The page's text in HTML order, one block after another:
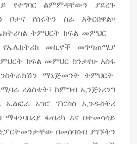
የተግባር ልምምዳቸውን ያደረጉ
የሰሩትን ስራ አቅርበዋል፡፡
ትምህርት ክፍል መምህር
መኪኖች መገጣጠሚያ
ክፍል መምህር ስንታየሁ አሰፋ
ማኔጅመንት ትምህርት
ሪልስቴት፣ ከምግብ ኢንጅነሪንግ
አግሮ ፕሮሰስ ኢንዱስትሪ
ፋብሪካ እና በተመሳሳይ
በመሰባሰብ ያገኙትን